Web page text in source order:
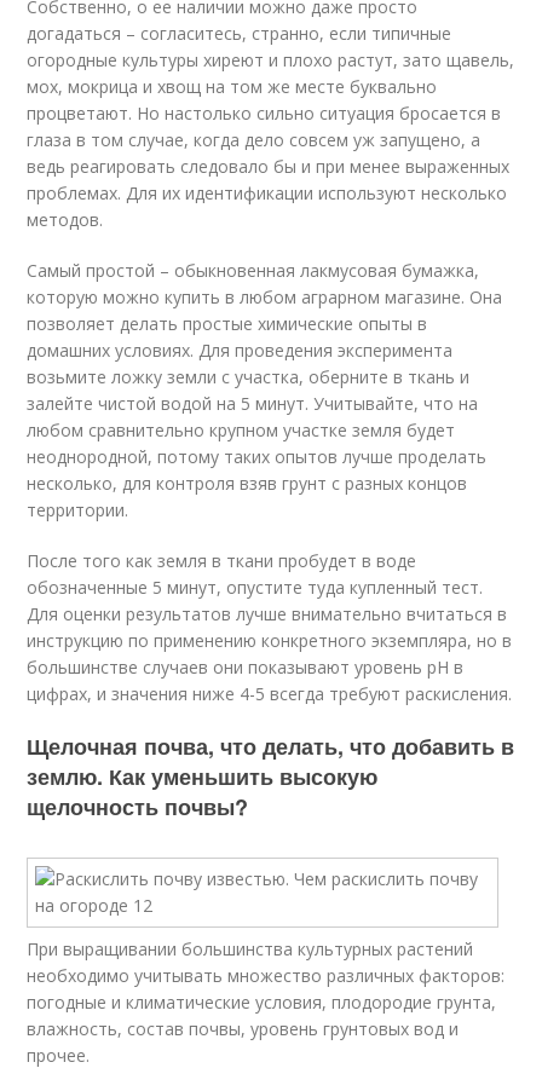
Собственно, о ее наличии можно даже просто
догадаться – согласитесь, странно, если типичные
огородные культуры хиреют и плохо растут, зато щавель,
мох, мокрица и хвощ на том же месте буквально
процветают. Но настолько сильно ситуация бросается в
глаза в том случае, когда дело совсем уж запущено, а
ведь реагировать следовало бы и при менее выраженных
проблемах. Для их идентификации используют несколько
методов.
Самый простой – обыкновенная лакмусовая бумажка,
которую можно купить в любом аграрном магазине. Она
позволяет делать простые химические опыты в
домашних условиях. Для проведения эксперимента
возьмите ложку земли с участка, оберните в ткань и
залейте чистой водой на 5 минут. Учитывайте, что на
любом сравнительно крупном участке земля будет
неоднородной, потому таких опытов лучше проделать
несколько, для контроля взяв грунт с разных концов
территории.
После того как земля в ткани пробудет в воде
обозначенные 5 минут, опустите туда купленный тест.
Для оценки результатов лучше внимательно вчитаться в
инструкцию по применению конкретного экземпляра, но в
большинстве случаев они показывают уровень pH в
цифрах, и значения ниже 4-5 всегда требуют раскисления.
Щелочная почва, что делать, что добавить в
землю. Как уменьшить высокую
щелочность почвы?
При выращивании большинства культурных растений
необходимо учитывать множество различных факторов:
погодные и климатические условия, плодородие грунта,
влажность, состав почвы, уровень грунтовых вод и
прочее.